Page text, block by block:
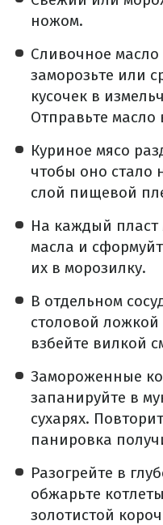
ножом.
Сливочное
заморозьте или
кусочек в
Отправьте масло
Куриное мясо
чтобы оно стало
слой пищевой
На каждый пласт
масла и
их в морозилку.
В отдельном
столовой
взбейте вилкой
Замороженные
запанируйте в
сухарях.
панировка
Разогрейте в
обжарьте
золотистой